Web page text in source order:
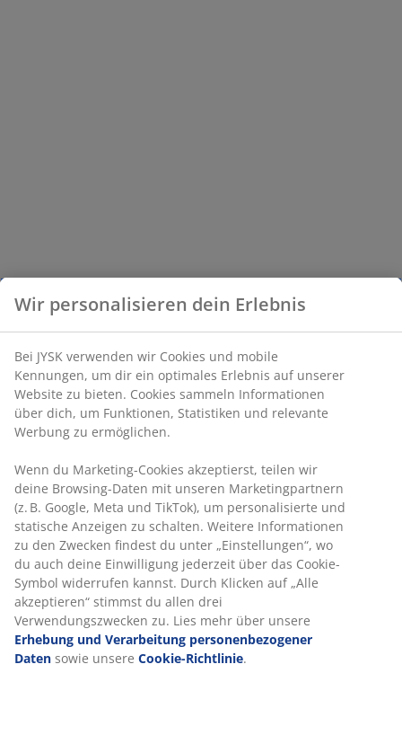
Wir personalisieren dein Erlebnis
Bei JYSK verwenden wir Cookies und mobile
Kennungen, um dir ein optimales Erlebnis auf unserer
Website zu bieten. Cookies sammeln Informationen
über dich, um Funktionen, Statistiken und relevante
Werbung zu ermöglichen.
Wenn du Marketing-Cookies akzeptierst, teilen wir
deine Browsing-Daten mit unseren Marketingpartnern
(z. B. Google, Meta und TikTok), um personalisierte und
statische Anzeigen zu schalten. Weitere Informationen
zu den Zwecken findest du unter „Einstellungen“, wo
du auch deine Einwilligung jederzeit über das Cookie-
Symbol widerrufen kannst. Durch Klicken auf „Alle
akzeptieren“ stimmst du allen drei
Verwendungszwecken zu. Lies mehr über unsere
Erhebung und Verarbeitung personenbezogener
Daten sowie unsere Cookie-Richtlinie.